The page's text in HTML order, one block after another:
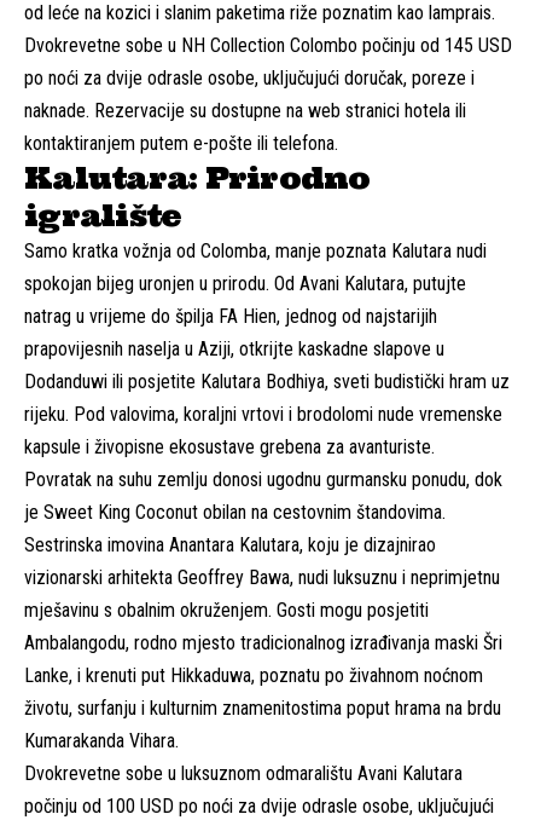
od leće na kozici i slanim paketima riže poznatim kao lamprais.
Dvokrevetne sobe u NH Collection Colombo počinju od 145 USD
po noći za dvije odrasle osobe, uključujući doručak, poreze i
naknade. Rezervacije su dostupne na web stranici hotela ili
kontaktiranjem putem e-pošte ili telefona.
Kalutara: Prirodno
igralište
Samo kratka vožnja od Colomba, manje poznata Kalutara nudi
spokojan bijeg uronjen u prirodu. Od Avani Kalutara, putujte
natrag u vrijeme do špilja FA Hien, jednog od najstarijih
prapovijesnih naselja u Aziji, otkrijte kaskadne slapove u
Dodanduwi ili posjetite Kalutara Bodhiya, sveti budistički hram uz
rijeku. Pod valovima, koraljni vrtovi i brodolomi nude vremenske
kapsule i živopisne ekosustave grebena za avanturiste.
Povratak na suhu zemlju donosi ugodnu gurmansku ponudu, dok
je Sweet King Coconut obilan na cestovnim štandovima.
Sestrinska imovina Anantara Kalutara, koju je dizajnirao
vizionarski arhitekta Geoffrey Bawa, nudi luksuznu i neprimjetnu
mješavinu s obalnim okruženjem. Gosti mogu posjetiti
Ambalangodu, rodno mjesto tradicionalnog izrađivanja maski Šri
Lanke, i krenuti put Hikkaduwa, poznatu po živahnom noćnom
životu, surfanju i kulturnim znamenitostima poput hrama na brdu
Kumarakanda Vihara.
Dvokrevetne sobe u luksuznom odmaralištu Avani Kalutara
počinju od 100 USD po noći za dvije odrasle osobe, uključujući